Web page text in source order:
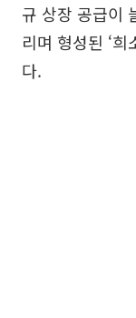
규 상장 공급이
리며 형성된 ‘
다.